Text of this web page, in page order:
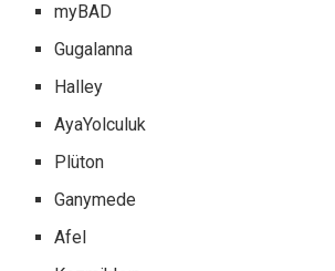
myBAD
Gugalanna
Halley
AyaYolculuk
Plüton
Ganymede
Afel